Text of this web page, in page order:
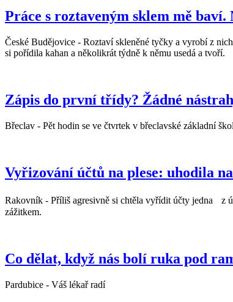
Práce s roztaveným sklem mě
České Budějovice - Roztaví skleněné tyčky a vyrobí z
si pořídila kahan a několikrát týdně k němu usedá a tvoří.
Zápis do první třídy? Žádné
Břeclav - Pět hodin se ve čtvrtek v břeclavské základní
Vyřizování účtů na plese: uhodila
Rakovník - Příliš agresivně si chtěla vyřídit účty jedna z
zážitkem.
Co dělat, když nás bolí ruka pod
Pardubice - Váš lékař radí